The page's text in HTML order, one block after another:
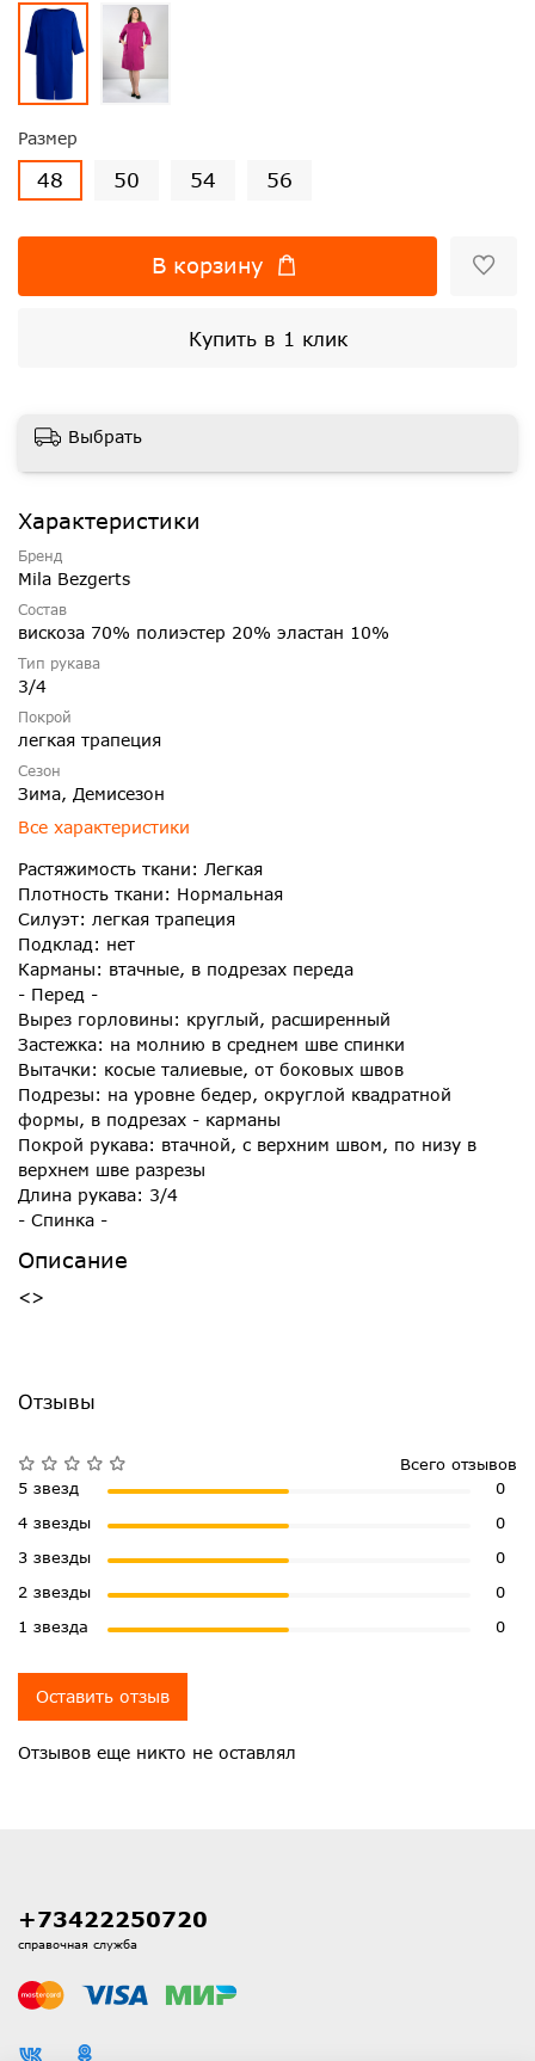
Размер
48 50 54 56
В корзину
Купить в 1 клик
Выбрать
Характеристики
Бренд
Mila Bezgerts
Состав
вискоза 70% полиэстер 20% эластан 10%
Тип рукава
3/4
Покрой
легкая трапеция
Сезон
Зима, Демисезон
Все характеристики
Растяжимость ткани: Легкая
Плотность ткани: Нормальная
Силуэт: легкая трапеция
Подклад: нет
Карманы: втачные, в подрезах переда
- Перед -
Вырез горловины: круглый, расширенный
Застежка: на молнию в среднем шве спинки
Вытачки: косые талиевые, от боковых швов
Подрезы: на уровне бедер, округлой квадратной
формы, в подрезах - карманы
Покрой рукава: втачной, с верхним швом, по низу в
верхнем шве разрезы
Длина рукава: 3/4
- Спинка -
Описание
<>
Отзывы
Отзывов еще никто не оставлял
Всего отзывов
5 звезд
0
4 звезды
0
3 звезды
0
2 звезды
0
1 звезда
0
Оставить отзыв
+73422250720
справочная служба